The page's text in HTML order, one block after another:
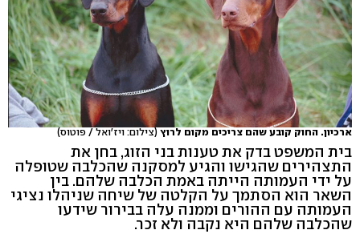
ארכיון. החוק קובע שהם צריכים מקום לרוץ(צילום: ויז'ואל / פוטוס)
בית המשפט בדק את טענות בני הזוג, בחן את
התצהירים שהגישו והגיע למסקנה שהכלבה שטופלה
על ידי העמותה הייתה באמת הכלבה שלהם. בין
השאר הוא הסתמך על הקלטה של שיחה שניהלו נציגי
העמותה עם ההורים וממנה עלה בבירור שידעו
שהכלבה שלהם היא נקבה ולא זכר.